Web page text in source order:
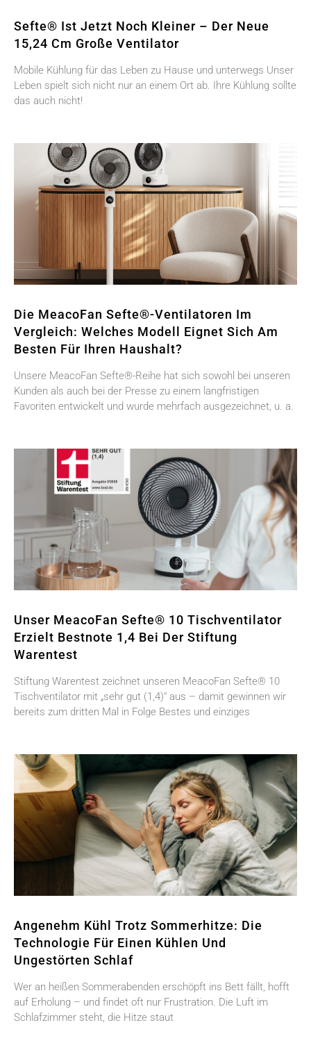
Sefte® Ist Jetzt Noch Kleiner – Der Neue
15,24 Cm Große Ventilator
Mobile Kühlung für das Leben zu Hause und unterwegs Unser
Leben spielt sich nicht nur an einem Ort ab. Ihre Kühlung sollte
das auch nicht!
Die MeacoFan Sefte®-Ventilatoren Im
Vergleich: Welches Modell Eignet Sich Am
Besten Für Ihren Haushalt?
Unsere MeacoFan Sefte®-Reihe hat sich sowohl bei unseren
Kunden als auch bei der Presse zu einem langfristigen
Favoriten entwickelt und wurde mehrfach ausgezeichnet, u. a.
Unser MeacoFan Sefte® 10 Tischventilator
Erzielt Bestnote 1,4 Bei Der Stiftung
Warentest
Stiftung Warentest zeichnet unseren MeacoFan Sefte® 10
Tischventilator mit „sehr gut (1,4)“ aus – damit gewinnen wir
bereits zum dritten Mal in Folge Bestes und einziges
Angenehm Kühl Trotz Sommerhitze: Die
Technologie Für Einen Kühlen Und
Ungestörten Schlaf
Wer an heißen Sommerabenden erschöpft ins Bett fällt, hofft
auf Erholung – und findet oft nur Frustration. Die Luft im
Schlafzimmer steht, die Hitze staut